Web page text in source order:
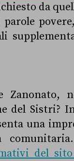
da
Zanonato,
del Sistri?
una
del